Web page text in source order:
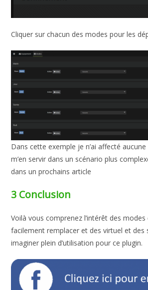
Cliquer sur chacun des modes pour les
Dans cette exemple je n’ai affecté
m’en servir dans un scénario plus
dans un prochains article
3 Conclusion
Voilà vous comprenez l’intérêt des
facilement remplacer et des virtuel et des
imaginer plein d’utilisation pour ce plugin.